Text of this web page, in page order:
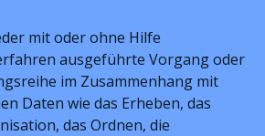
mit oder ohne Hilfe
ausgeführte Vorgang oder
im Zusammenhang mit
Daten wie das Erheben, das
das Ordnen, die